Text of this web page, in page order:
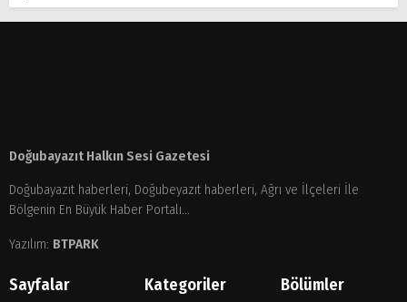
Doğubayazıt Halkın Sesi Gazetesi
Doğubayazıt haberleri, Doğubeyazıt haberleri, Ağrı ve İlçeleri İle
Bölgenin En Büyük Haber Portalı...
Yazılım: BTPARK
Sayfalar Kategoriler Bölümler